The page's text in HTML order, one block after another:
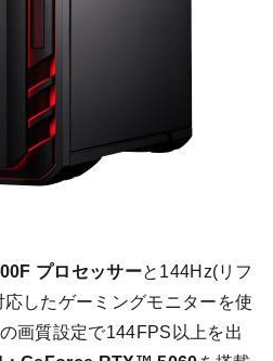
プロセッサーと144Hz(リフ
したゲーミングモニターを使
画質設定で144FPS以上を出